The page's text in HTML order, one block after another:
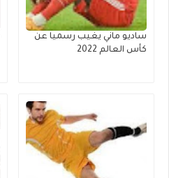
ساديو ماني يغيب رسميا عن
كأس العالم 2022